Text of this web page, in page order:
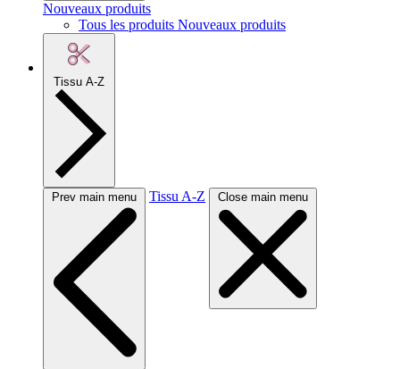
Nouveaux produits
Tous les produits Nouveaux produits
Tissu A-Z
Prev main menu Tissu A-Z Close main menu